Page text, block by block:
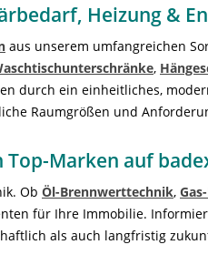
Heizung &
aus unserem umfangreichen
,
durch ein einheitliches,
Raumgrößen und
Marken auf
Ob Öl-Brennwerttechnik,
für Ihre Immobilie.
als auch langfristig